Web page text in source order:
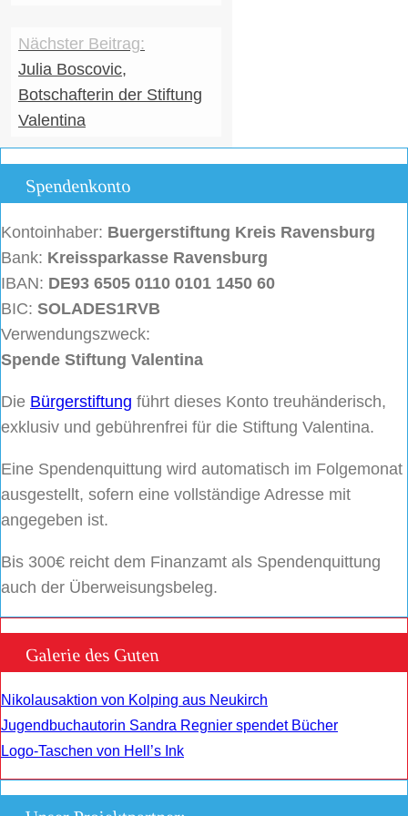
Julia Boscovic,
Botschafterin der Stiftung
Valentina
Spendenkonto
Kontoinhaber: Buergerstiftung Kreis Ravensburg
Bank: Kreissparkasse Ravensburg
IBAN: DE93 6505 0110 0101 1450 60
BIC: SOLADES1RVB
Verwendungszweck:
Spende Stiftung Valentina
Die Bürgerstiftung führt dieses Konto treuhänderisch,
exklusiv und gebührenfrei für die Stiftung Valentina.
Eine Spendenquittung wird automatisch im Folgemonat
ausgestellt, sofern eine vollständige Adresse mit
angegeben ist.
Bis 300€ reicht dem Finanzamt als Spendenquittung
auch der Überweisungsbeleg.
Galerie des Guten
Nikolausaktion von Kolping aus Neukirch
Jugendbuchautorin Sandra Regnier spendet Bücher
Logo-Taschen von Hell’s Ink